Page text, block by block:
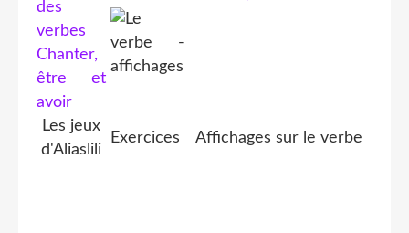
Les jeux
d'Aliaslili
Exercices Affichages sur le verbe